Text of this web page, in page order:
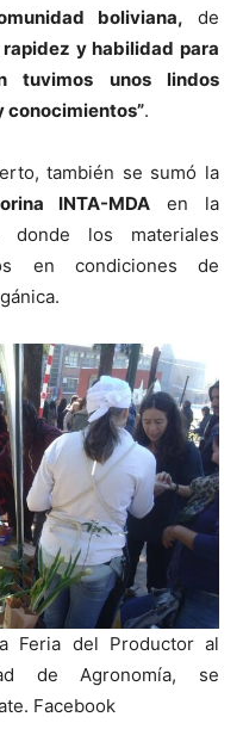
boliviana, de
rapidez y habilidad para
tuvimos unos lindos
conocimientos”.
también se sumó la
INTA-MDA en la
donde los materiales
en condiciones de
Feria del Productor al
de Agronomía, se
Facebook